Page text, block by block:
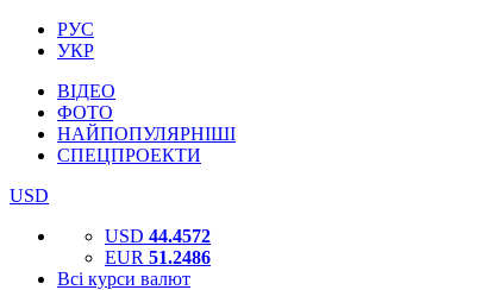
РУС
УКР
ВІДЕО
ФОТО
НАЙПОПУЛЯРНІШІ
СПЕЦПРОЕКТИ
USD
USD 44.4572
EUR 51.2486
Всі курси валют